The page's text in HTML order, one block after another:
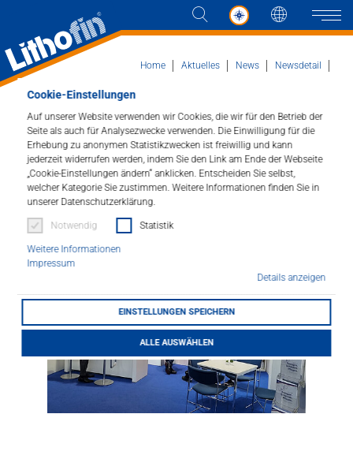
Cookie-Einstellungen
Auf unserer Website verwenden wir Cookies, die wir für den Betrieb der
Seite als auch für Analysezwecke verwenden. Die Einwilligung für die
Erhebung zu anonymen Statistikzwecken ist freiwillig und kann
jederzeit widerrufen werden, indem Sie den Link am Ende der Webseite
„Cookie-Einstellungen ändern“ anklicken. Entscheiden Sie selbst,
welcher Kategorie Sie zustimmen. Weitere Informationen finden Sie in
unserer Datenschutzerklärung.
Notwendig Statistik
Weitere Informationen
Impressum
Details anzeigen
EINSTELLUNGEN SPEICHERN
ALLE AUSWÄHLEN
Sprache
Produkte
Lösungen
Aktuelles
Unternehmen
LITHOFINDER
Download
Home Aktuelles News
Newsdetail
Messe-Rückblick
GaLaBau 2022
19.09.2022